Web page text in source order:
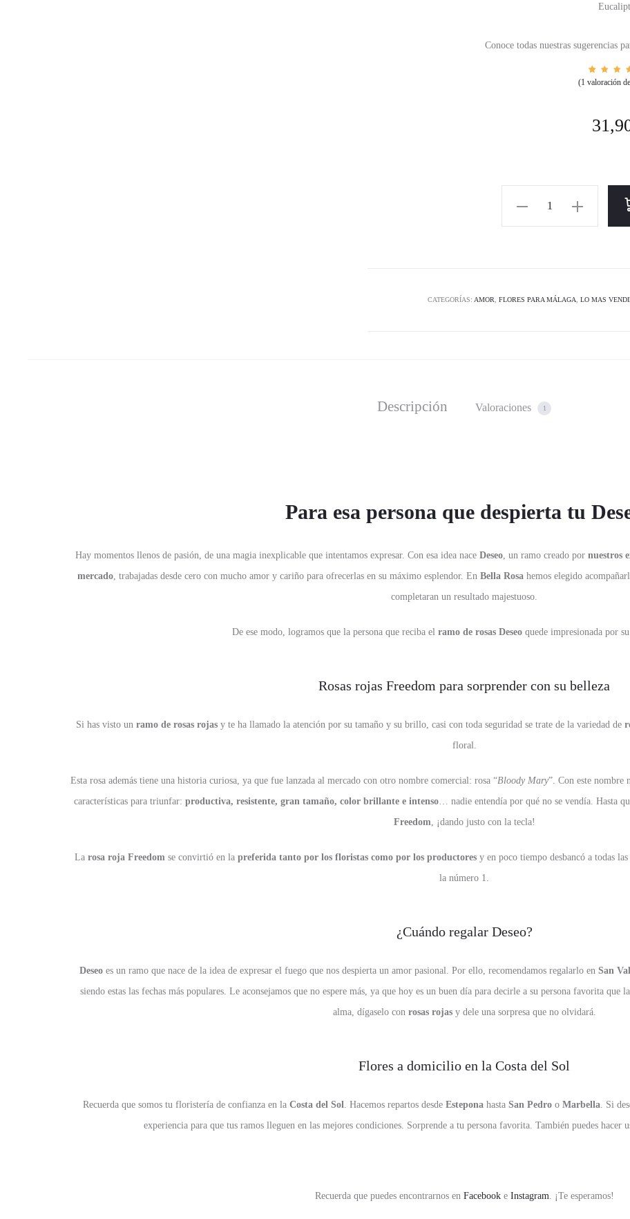
Conoce todas nuestras sugerencias
o
1
ión
un
(1 valoración
CATEGORÍAS: AMOR FLORES PARA MÁLAGA LO MAS
Descripción Valoraciones 1
Para esa persona que despierta tu
Hay momentos llenos de pasión, de una magia inexplicable que intentamos expresar. Con esa idea nace Deseo, un ramo creado por nuestros
mercado, trabajadas desde cero con mucho amor y cariño para ofrecerlas en su máximo esplendor. En Bella Rosa hemos elegido
completaran un resultado majestuoso.
De ese modo, logramos que la persona que reciba el ramo de rosas Deseo quede impresionada por
Rosas rojas Freedom para sorprender con su belleza
Si has visto un ramo de rosas rojasy te ha llamado la atención por su tamaño y su brillo, casi con toda seguridad se trate de la variedad de
floral.
Esta rosa además tiene una historia curiosa, ya que fue lanzada al mercado con otro nombre comercial: rosa “Bloody Mary”. Con este nombre
características para triunfar: productiva, resistente, gran tamaño, color brillante e intenso… nadie entendía por qué no se vendía. Hasta
Freedom , ¡dando justo con la tecla!
La rosa roja Freedom se convirtió en la preferida tanto por los floristas como por los productores y en poco tiempo desbancó a todas
la número 1.
¿Cuándo regalar Deseo?
Deseo es un ramo que nace de la idea de expresar el fuego que nos despierta un amor pasional. Por ello, recomendamos regalarlo en San
siendo estas las fechas más populares. Le aconsejamos que no espere más, ya que hoy es un buen día para decirle a su persona favorita que
alma, dígaselo con rosas rojasy dele una sorpresa que no olvidará.
Flores a domicilio en la Costa del Sol
Recuerda que somos tu floristería de confianza en la Costa del Sol . Hacemos repartos desde Estepona hasta San Pedro o Marbella . Si
experiencia para que tus ramos lleguen en las mejores condiciones. Sorprende a tu persona favorita. También puedes hacer
Recuerda que puedes encontrarnos en Facebooke Instagram . ¡Te esperamos!